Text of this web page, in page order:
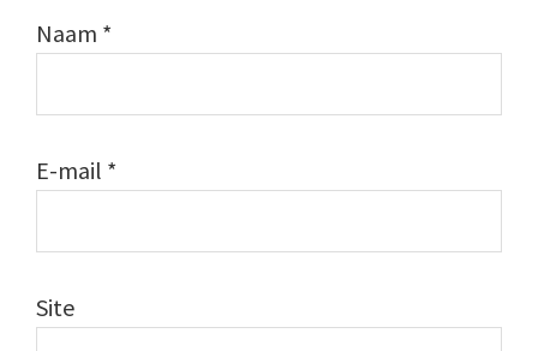
Naam *
E-mail *
Site